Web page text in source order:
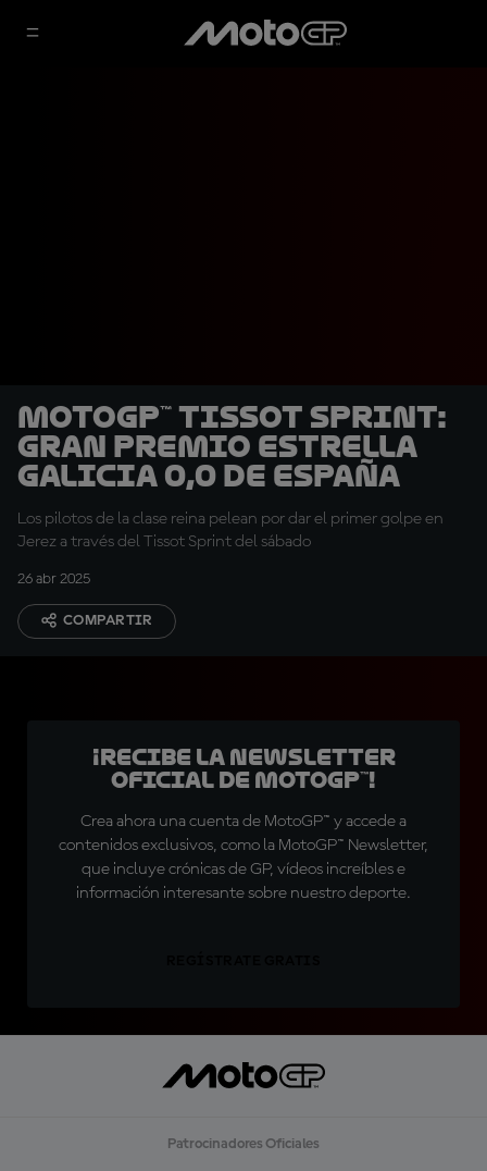
MotoGP™ Tissot Sprint:
Gran Premio Estrella
Galicia 0,0 de España
Los pilotos de la clase reina pelean por dar el primer golpe en
Jerez a través del Tissot Sprint del sábado
26 abr 2025
COMPARTIR
¡Recibe la Newsletter
oficial de MotoGP™!
Crea ahora una cuenta de MotoGP™ y accede a
contenidos exclusivos, como la MotoGP™ Newsletter,
que incluye crónicas de GP, vídeos increíbles e
información interesante sobre nuestro deporte.
Patrocinadores Oficiales